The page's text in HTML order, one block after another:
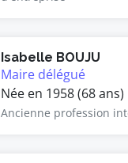
Isabelle BOUJU
Maire délégué
Née en 1958 (68 ans)
Ancienne profession